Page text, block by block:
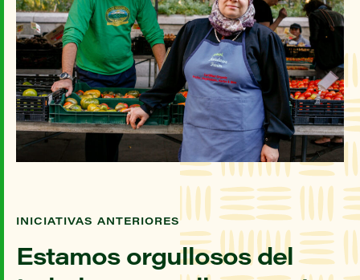
INICIATIVAS ANTERIORES
Estamos orgullosos del